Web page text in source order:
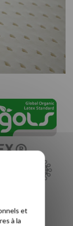
et
à la